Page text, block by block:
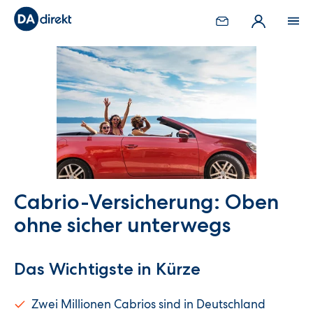
Cabrio-Versicherung: Oben
ohne sicher unterwegs
Das Wichtigste in Kürze
Zwei Millionen Cabrios sind in Deutschland